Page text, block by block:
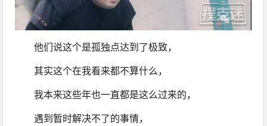
他们说这个是孤独点达到了极致，
其实这个在我看来都不算什么，
我本来这些年也一直都是这么过来的，
遇到暂时解决不了的事情，